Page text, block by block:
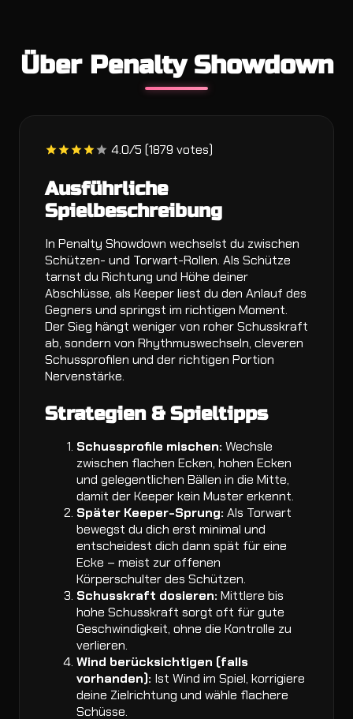
Über Penalty Showdown
4.0/5 (1879 votes)
Ausführliche
Spielbeschreibung
In Penalty Showdown wechselst du zwischen
Schützen- und Torwart-Rollen. Als Schütze
tarnst du Richtung und Höhe deiner
Abschlüsse, als Keeper liest du den Anlauf des
Gegners und springst im richtigen Moment.
Der Sieg hängt weniger von roher Schusskraft
ab, sondern von Rhythmuswechseln, cleveren
Schussprofilen und der richtigen Portion
Nervenstärke.
Strategien & Spieltipps
Schussprofile mischen: Wechsle
zwischen flachen Ecken, hohen Ecken
und gelegentlichen Bällen in die Mitte,
damit der Keeper kein Muster erkennt.
Später Keeper-Sprung: Als Torwart
bewegst du dich erst minimal und
entscheidest dich dann spät für eine
Ecke – meist zur offenen
Körperschulter des Schützen.
Schusskraft dosieren: Mittlere bis
hohe Schusskraft sorgt oft für gute
Geschwindigkeit, ohne die Kontrolle zu
verlieren.
Wind berücksichtigen (falls
vorhanden): Ist Wind im Spiel, korrigiere
deine Zielrichtung und wähle flachere
Schüsse.